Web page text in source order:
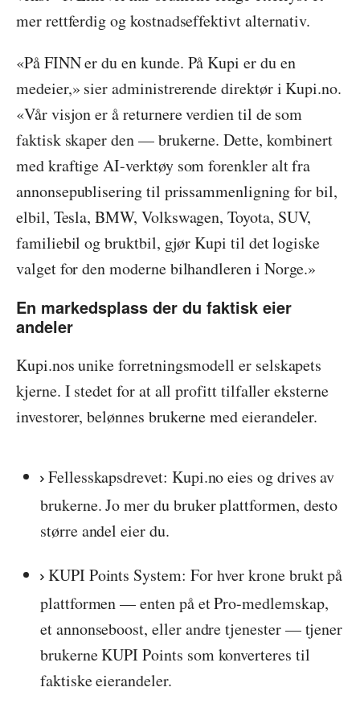
mer rettferdig og kostnadseffektivt alternativ.
«På FINN er du en kunde. På Kupi er du en
medeier,» sier administrerende direktør i Kupi.no.
«Vår visjon er å returnere verdien til de som
faktisk skaper den — brukerne. Dette, kombinert
med kraftige AI-verktøy som forenkler alt fra
annonsepublisering til prissammenligning for bil,
elbil, Tesla, BMW, Volkswagen, Toyota, SUV,
familiebil og bruktbil, gjør Kupi til det logiske
valget for den moderne bilhandleren i Norge.»
En markedsplass der du faktisk eier
andeler
Kupi.nos unike forretningsmodell er selskapets
kjerne. I stedet for at all profitt tilfaller eksterne
investorer, belønnes brukerne med eierandeler.
Fellesskapsdrevet: Kupi.no eies og drives av
brukerne. Jo mer du bruker plattformen, desto
større andel eier du.
KUPI Points System: For hver krone brukt på
plattformen — enten på et Pro-medlemskap,
et annonseboost, eller andre tjenester — tjener
brukerne KUPI Points som konverteres til
faktiske eierandeler.